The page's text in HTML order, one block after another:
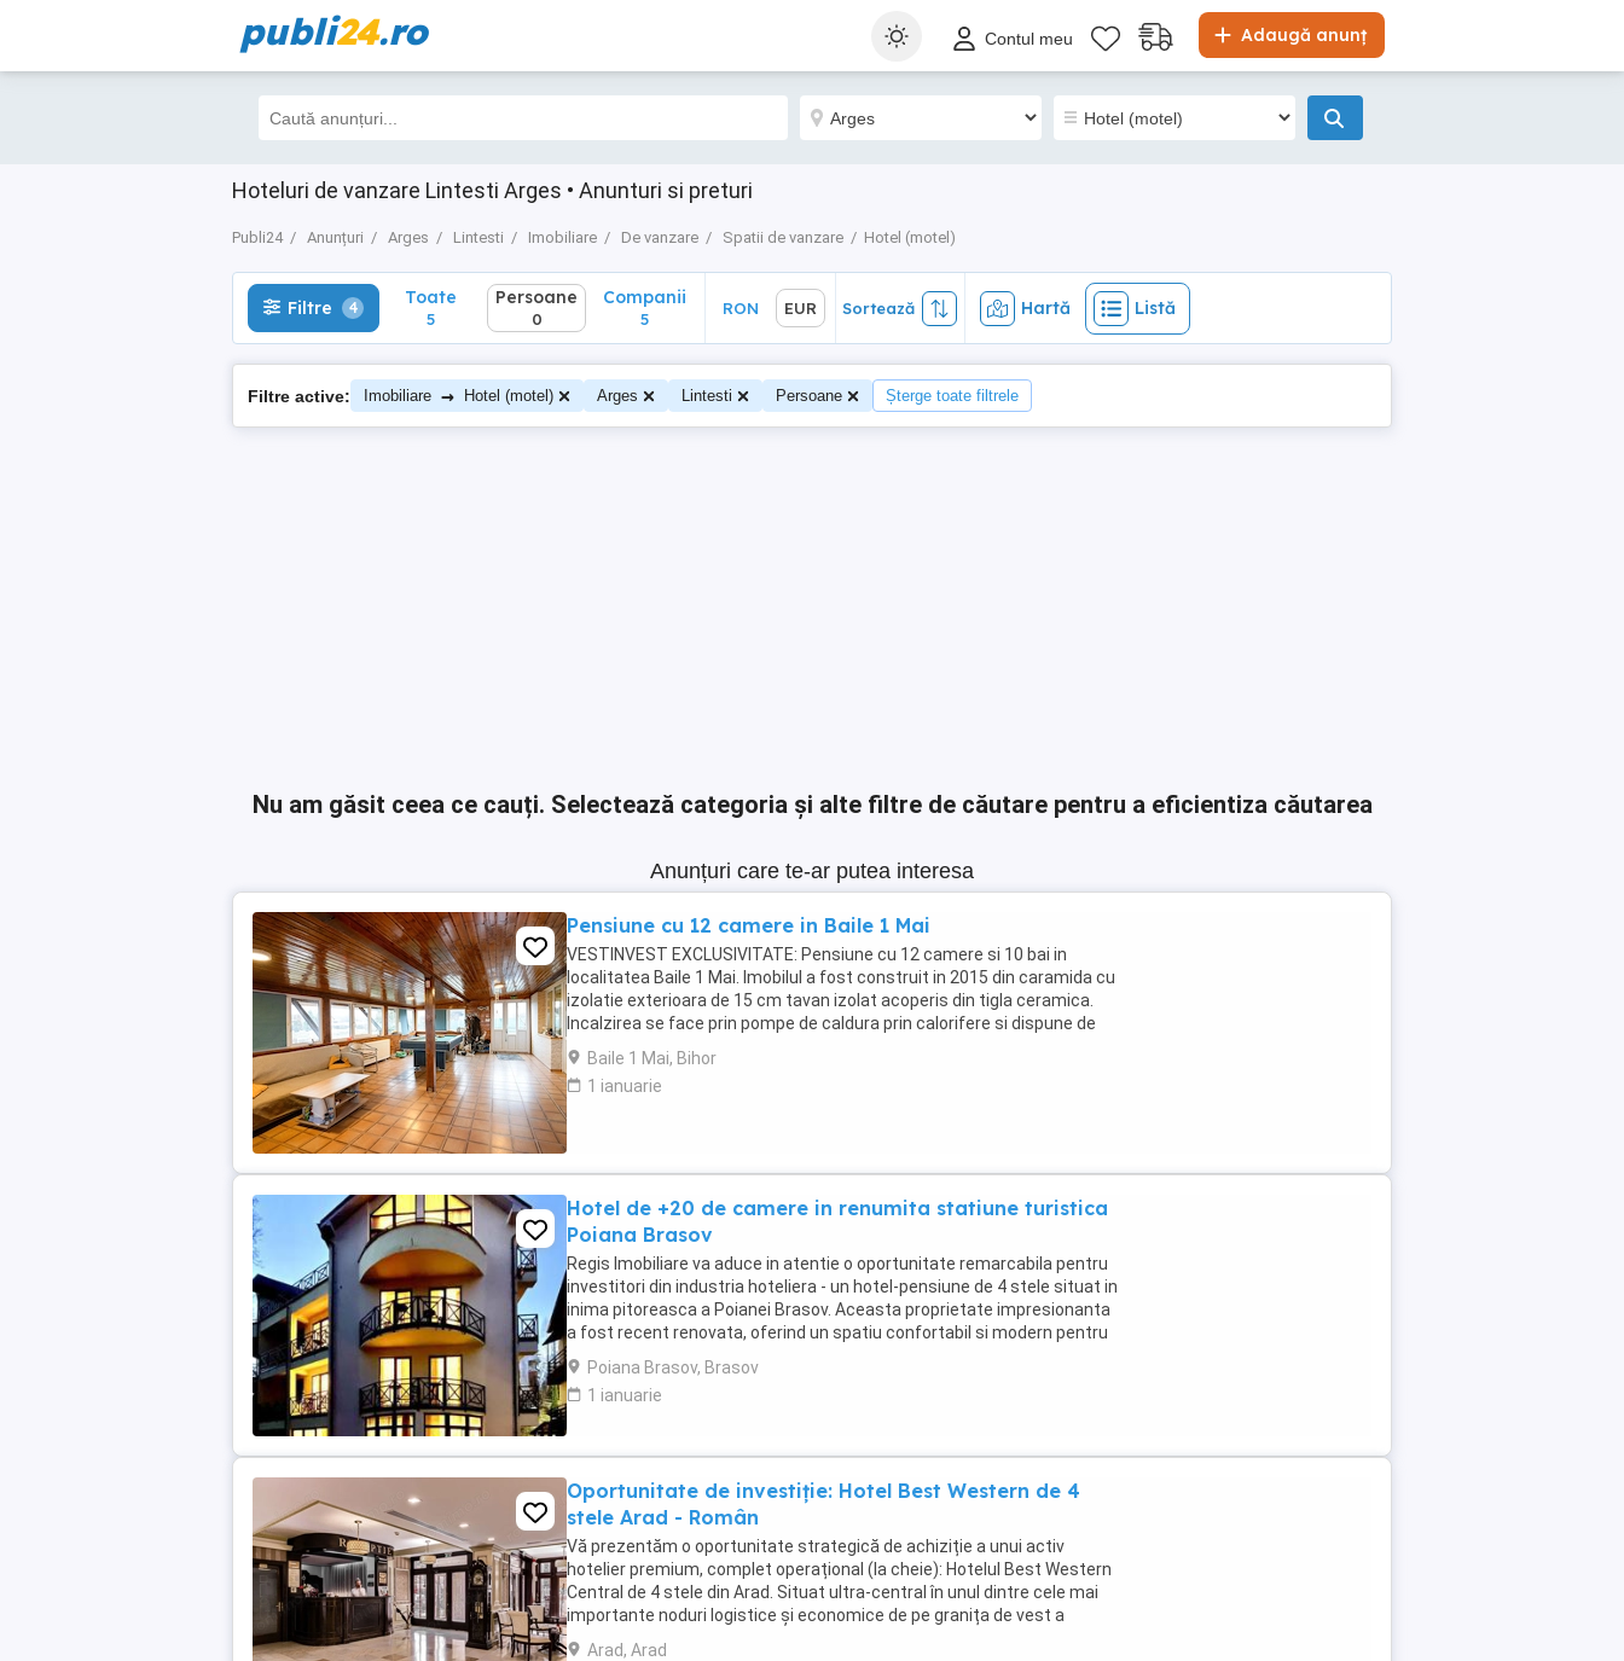
publi24.ro Adaugă anunț
Contul meu
Hoteluri de vanzare Lintesti Arges • Anunturi si preturi
Publi24 Anunțuri Arges Lintesti Imobiliare De vanzare Spatii de vanzare Hotel (motel)
Filtre 4 Toate
5
Sortează Hartă Listă
Filtre 4 Toate
5
Persoane
0
Companii
5
RON EUR Sortează Hartă Listă
Filtre active: Imobiliare → Hotel (motel) Arges Lintesti Persoane Șterge toate filtrele
Nu am găsit ceea ce cauți. Selectează categoria și alte filtre de căutare pentru a eficientiza căutarea
Anunțuri care te-ar putea interesa
Pensiune cu 12 camere in Baile 1 Mai
VESTINVEST EXCLUSIVITATE: Pensiune cu 12 camere si 10 bai in
localitatea Baile 1 Mai. Imobilul a fost construit in 2015 din caramida cu
izolatie exterioara de 15 cm tavan izolat acoperis din tigla ceramica.
Incalzirea se face prin pompe de caldura prin calorifere si dispune de
panouri fotovoltaice ...
Baile 1 Mai, Bihor
1 ianuarie
Hotel de +20 de camere in renumita statiune turistica
Poiana Brasov
Regis Imobiliare va aduce in atentie o oportunitate remarcabila pentru
investitori din industria hoteliera - un hotel-pensiune de 4 stele situat in
inima pitoreasca a Poianei Brasov. Aceasta proprietate impresionanta
a fost recent renovata, oferind un spatiu confortabil si modern pentru
oaspetii dvs. - ...
Poiana Brasov, Brasov
1 ianuarie
Oportunitate de investiție: Hotel Best Western de 4
stele Arad - Român
Vă prezentăm o oportunitate strategică de achiziție a unui activ
hotelier premium, complet operațional (la cheie): Hotelul Best Western
Central de 4 stele din Arad. Situat ultra-central în unul dintre cele mai
importante noduri logistice și economice de pe granița de vest a
României, hotelul beneficiază ...
Arad, Arad